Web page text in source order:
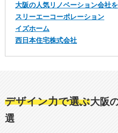
大阪の人気リノベーション会社
スリーエーコーポレーション
イズホーム
西日本住宅株式会社
デザイン力で選ぶ大阪
選